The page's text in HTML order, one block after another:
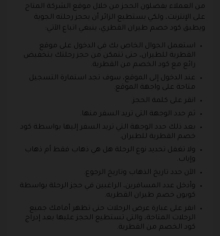
من العملاء يفضلون الحجز من خلال موقع الشركة المتاح
على الإنترنت، ولكي يستطيع الزائر أن يحجز رحلته الجوية
ويطبق كود خصم طيران القطري، ينبغي اتباع الآتي:
استعمل الجوال الخاص بك في الدخول على موقع
القطرية للطيران، حتى تتمكن من حجز رحلتك بتخفيض
رائع مع كود الخصم من القطرية.
عند الدخول إلى الموقع، سوف تجد استمارة التسجيل
متاحة على واجهة الموقع.
انقر على كلمة الحجز.
ثم حدد الوجهة التي تريد السفر منها.
بعد ذلك حدد الوجهة التي تريد السفر إليها بواسطة كود
خصم القطرية للطيران.
ولا تغفل تحديد نوع الرحلة هل هي ذهاب فقط أم ذهاب
وإياب.
الآن حدد تاريخ الذهاب وتاريخ الرجوع.
وأدخل عدد المسافرين، الراغبين في حجز الرحلة بواسطة
كوبون خصم طيران القطريه.
انقر على عبارة عرض الرحلات حتى تظهر أمامك جميع
الرحلات المتاحة، والتي تستطيع الحجز عليها بعد إدراج
كود الخصم من القطرية.